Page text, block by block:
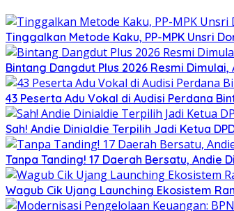
Tinggalkan Metode Kaku, PP-MPK Unsri
Bintang Dangdut Plus 2026 Resmi
43 Peserta Adu Vokal di Audisi Perdana
Sah! Andie Dinialdie Terpilih Jadi Ketua
Tanpa Tanding! 17 Daerah Bersatu, Andie
Wagub Cik Ujang Launching Ekosistem